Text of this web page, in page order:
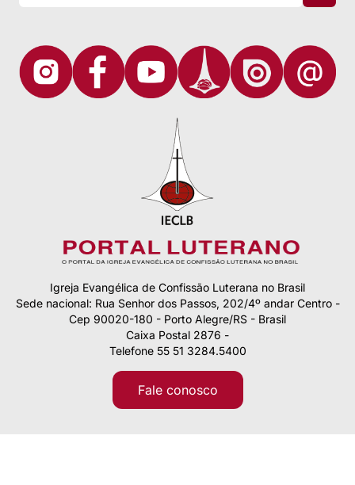
Igreja Evangélica de Confissão Luterana no Brasil
Sede nacional: Rua Senhor dos Passos, 202/4º andar Centro -
Cep 90020-180 - Porto Alegre/RS - Brasil
Caixa Postal 2876 -
Telefone 55 51 3284.5400
Fale conosco